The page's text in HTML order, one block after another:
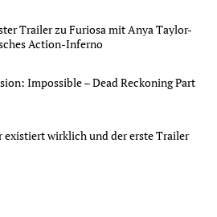
Trailer zu Furiosa mit Anya Taylor-
Action-Inferno
Impossible – Dead Reckoning Part
existiert wirklich und der erste Trailer